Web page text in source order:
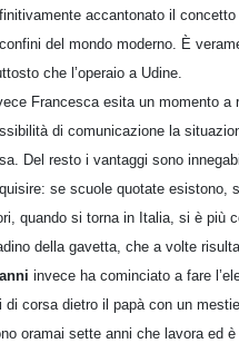
accantonato il
del mondo moderno. È
che l’operaio a Udine.
Francesca esita un momento
di comunicazione la
Del resto i vantaggi sono
se scuole quotate esistono,
quando si torna in Italia, si è più
della gavetta, che a volte
invece ha cominciato a fare
di corsa dietro il papà con un
oramai sette anni che lavora ed